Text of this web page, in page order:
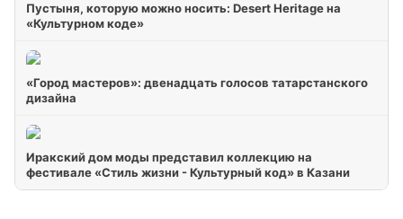
Пустыня, которую можно носить: Desert Heritage на
«Культурном коде»
«Город мастеров»: двенадцать голосов татарстанского
дизайна
Иракский дом моды представил коллекцию на
фестивале «Стиль жизни - Культурный код» в Казани